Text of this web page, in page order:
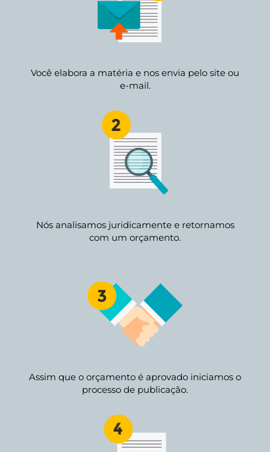
Você elabora a matéria e nos envia pelo site ou
e-mail.
Nós analisamos juridicamente e retornamos
com um orçamento.
Assim que o orçamento é aprovado iniciamos o
processo de publicação.